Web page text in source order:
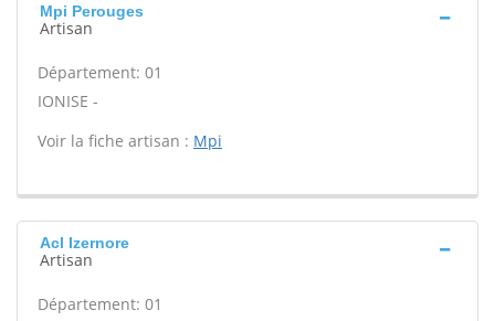
Mpi Perouges
Artisan
Département: 01
IONISE -
Voir la fiche artisan : Mpi
Acl Izernore
Artisan
Département: 01